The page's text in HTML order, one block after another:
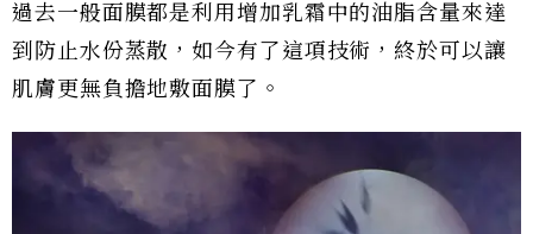
過去一般面膜都是利用增加乳霜中的油脂含量來達
到防止水份蒸散，如今有了這項技術，終於可以讓
肌膚更無負擔地敷面膜了。